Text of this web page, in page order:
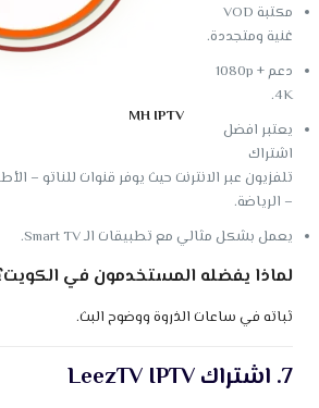
MH IPTV
مكتبة VOD
غنية ومتجددة.
دعم 1080p +
4K.
يعتبر افضل
اشتراك
تلفزيون عبر الانترنت حيث يوفر قنوات للناتو –
– الرياضة.
يعمل بشكل مثالي مع تطبيقات الـ Smart TV.
لماذا يفضله المستخدمون في
ثباته في ساعات الذروة ووضوح البث.
7. اشتراك LeezTV IPTV